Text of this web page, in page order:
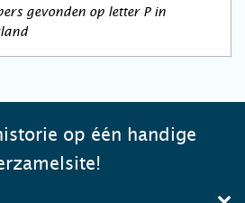
gevonden op letter P in
op één handige